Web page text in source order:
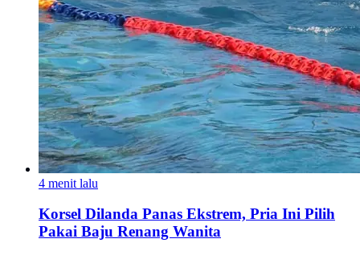
4 menit lalu
Korsel Dilanda Panas Ekstrem, Pria Ini Pilih
Pakai Baju Renang Wanita